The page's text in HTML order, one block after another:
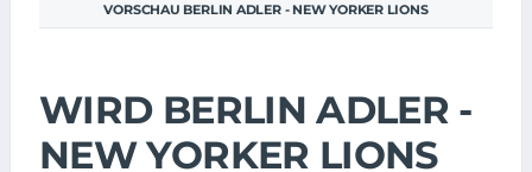
VORSCHAU BERLIN ADLER - NEW YORKER LIONS
WIRD BERLIN ADLER -
NEW YORKER LIONS